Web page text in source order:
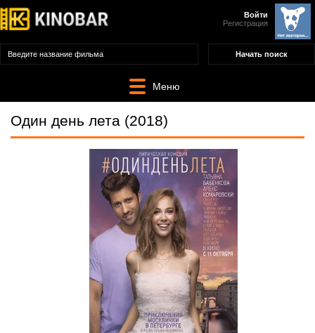
Войти
Регистрация
Меню
Один день лета (2018)